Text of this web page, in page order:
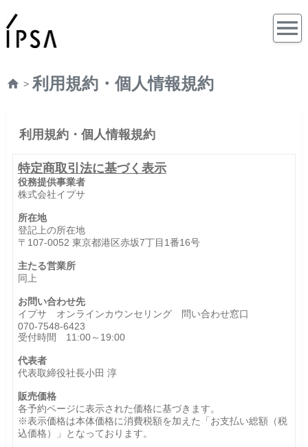
> 利用規約・個人情報規約
利用規約・個人情報規約
特定商取引法に基づく表示
役務提供事業者
株式会社イプサ
所在地
登記上の所在地
〒107-0052 東京都港区赤坂7丁目1番16号
主たる営業所
同上
お問い合わせ先
イプサ オンラインカウンセリング 問い合わせ窓口
070-7548-6423
受付時間 11:00～19:00
代表者
代表取締役社長小田 淳
販売価格
各予約ページに表示された価格に基づきます。
※表示価格は本体価格に消費税額を加えた「お支払い総額（税
込価格）」となっております。